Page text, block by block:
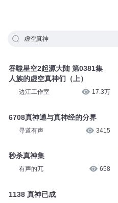
虚空真神
吞噬星空2起源大陆 第0381集
人族的虚空真神们（上）
边江工作室 17.3万
6708真神通与真神经的分界
寻道有声 3415
秒杀真神集
有声的兀 658
1138 真神已成